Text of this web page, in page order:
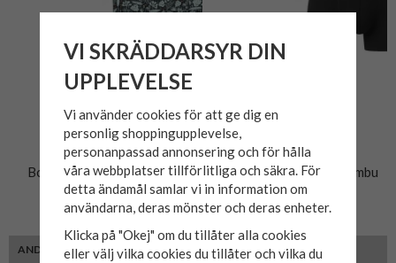
Boxer 2-pack Bambu 120
199 kr
Boxerkalsong 2-pack Bambu
127
139 kr
ANDRA KUNDER MED SAMMA PASSFORM VALDE ÄVEN
VI SKRÄDDARSYR DIN
UPPLEVELSE
Vi använder cookies för att ge dig en
personlig shoppingupplevelse,
personanpassad annonsering och för hålla
våra webbplatser tillförlitliga och säkra. För
detta ändamål samlar vi in information om
användarna, deras mönster och deras enheter.
Klicka på "Okej" om du tillåter alla cookies
eller välj vilka cookies du tillåter och vilka du